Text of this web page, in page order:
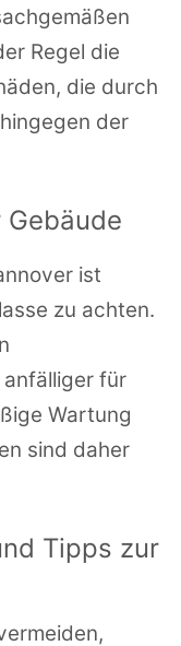
Regel die
die durch
der
ist
zu achten.
für
Wartung
sind daher
Tipps zur